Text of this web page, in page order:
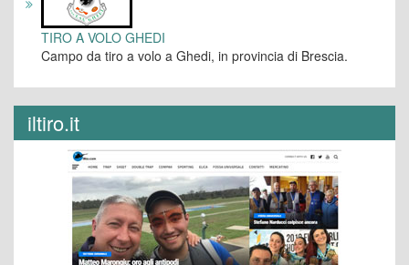
TIRO A VOLO GHEDI
Campo da tiro a volo a Ghedi, in provincia di Brescia.
iltiro.it